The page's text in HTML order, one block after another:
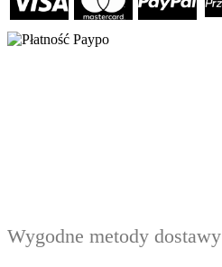
Wygodne metody dostawy